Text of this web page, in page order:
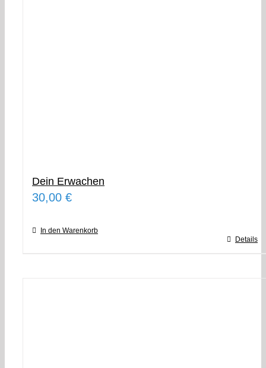
Dein Erwachen
30,00 €
In den Warenkorb
Details